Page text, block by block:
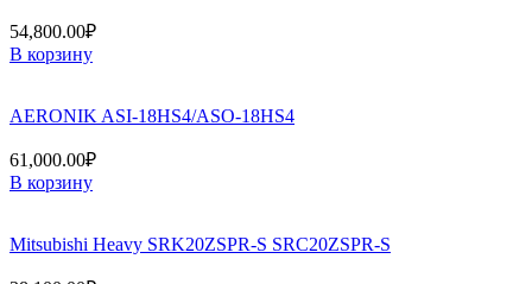
54,800.00₽
В корзину
AERONIK ASI-18HS4/ASO-18HS4
61,000.00₽
В корзину
Mitsubishi Heavy SRK20ZSPR-S SRC20ZSPR-S